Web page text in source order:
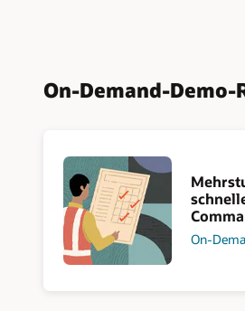
On-Demand-Demo-
On-